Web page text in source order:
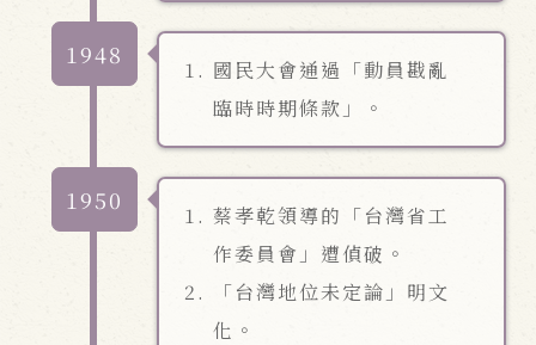
1948
國民大會通過「動員戡亂
臨時時期條款」。
1950
蔡孝乾領導的「台灣省工
作委員會」遭偵破。
「台灣地位未定論」明文
化。